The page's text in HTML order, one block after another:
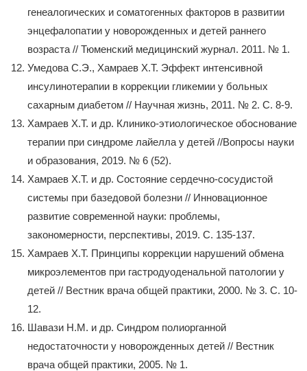
генеалогических и соматогенных факторов в развитии
энцефалопатии у новорожденных и детей раннего
возраста // Тюменский медицинский журнал. 2011. № 1.
Умедова С.Э., Хамраев Х.Т. Эффект интенсивной
инсулинотерапии в коррекции гликемии у больных
сахарным диабетом // Научная жизнь, 2011. № 2. С. 8-9.
Хамраев Х.Т. и др. Клинико-этиологическое обоснование
терапии при синдроме лайелла у детей //Вопросы науки
и образования, 2019. № 6 (52).
Хамраев Х.Т. и др. Состояние сердечно-сосудистой
системы при базедовой болезни // Инновационное
развитие современной науки: проблемы,
закономерности, перспективы, 2019. С. 135-137.
Хамраев Х.Т. Принципы коррекции нарушений обмена
микроэлементов при гастродуоденальной патологии у
детей // Вестник врача общей практики, 2000. № 3. С. 10-
12.
Шавази Н.М. и др. Синдром полиорганной
недостаточности у новорожденных детей // Вестник
врача общей практики, 2005. № 1.